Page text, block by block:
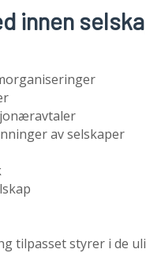
innen
av selskaper
tilpasset styrer i de